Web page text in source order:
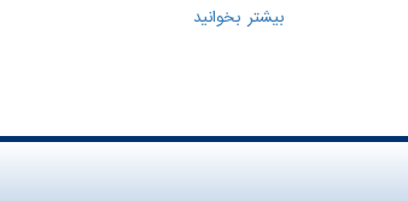
بیشتر بخوانید